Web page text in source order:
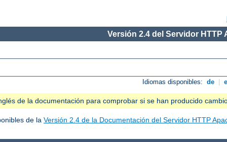
Versión 2.4 del Servidor HTTP
Idiomas disponibles: de
de la documentación para comprobar si se han producido
de la Versión 2.4 de la Documentación del Servidor HTTP